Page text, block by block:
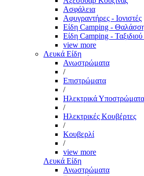
Ασφάλεια
Αφυγραντήρες - Ιονιστές
Είδη Camping -
Είδη Camping -
view more
Λευκά Είδη
Ανωστρώματα
/
Επιστρώματα
/
Ηλεκτρικά Υποστρώματα
/
Ηλεκτρικές Κουβέρτες
/
Κουβερλί
/
view more
Λευκά Είδη
Ανωστρώματα